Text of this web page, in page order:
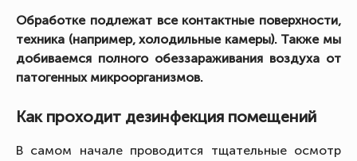
Обработке подлежат все контактные поверхности,
техника (например, холодильные камеры). Также мы
добиваемся полного обеззараживания воздуха от
патогенных микроорганизмов.
Как проходит дезинфекция помещений
В самом начале проводится тщательные осмотр